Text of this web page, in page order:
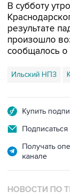
В субботу
результате
произошло
сообщалось о
Ильский НПЗ
Купить
Получать
канале
НОВОСТИ ПО